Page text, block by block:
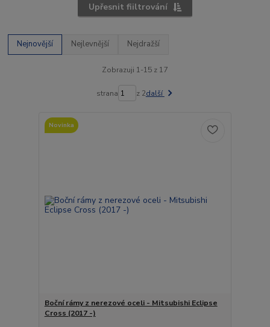
Upřesnit fiiltrování
Nejnovější Nejlevnější Nejdražší
Zobrazuji 1-15 z 17
strana z 2další
Novinka
Boční rámy z nerezové oceli - Mitsubishi Eclipse
Cross (2017 -)